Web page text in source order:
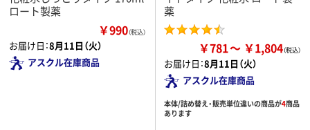
ロート製薬
￥990（税込）
お届け日：8月11日（火）
アスクル在庫商品
薬
￥781 ￥1,804
お届け日：8月11日（火）
アスクル在庫商品
本体/詰め替え・販売単位違いの商品が4商品
あります